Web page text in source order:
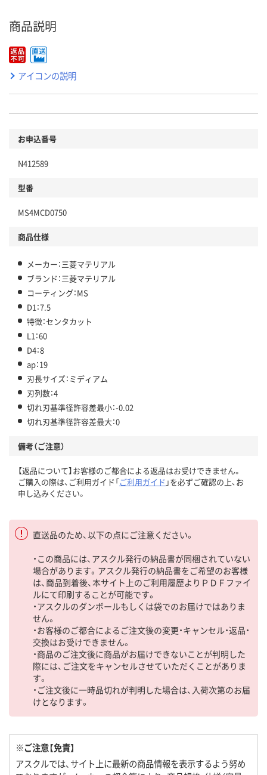
商品説明
アイコンの説明
お申込番号
N412589
型番
MS4MCD0750
商品仕様
メーカー：三菱マテリアル
ブランド：三菱マテリアル
コーティング：MS
D1：7.5
特徴：センタカット
L1：60
D4：8
ap：19
刃長サイズ：ミディアム
刃列数：4
切れ刃基準径許容差最小：-0.02
切れ刃基準径許容差最大：0
備考（ご注意）
【返品について】お客様のご都合による返品はお受けできません。
ご購入の際は、ご利用ガイド「ご利用ガイド 」を必ずご確認の上、お
申し込みください。
直送品のため、以下の点にご注意ください。
・この商品には、アスクル発行の納品書が同梱されていない
場合があります。アスクル発行の納品書をご希望のお客様
は、商品到着後、本サイト上のご利用履歴よりＰＤＦファイ
ルにて印刷することが可能です。
・アスクルのダンボールもしくは袋でのお届けではありま
せん。
・お客様のご都合によるご注文後の変更・キャンセル・返品・
交換はお受けできません。
・商品のご注文後に商品がお届けできないことが判明した
際には、ご注文をキャンセルさせていただくことがありま
す。
・ご注文後に一時品切れが判明した場合は、入荷次第のお届
けとなります。
※ご注意【免責】
アスクルでは、サイト上に最新の商品情報を表示するよう努め